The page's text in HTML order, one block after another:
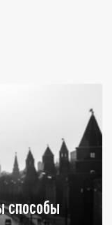
способы